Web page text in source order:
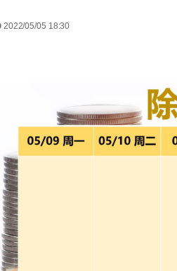
2022/05/05 18:30